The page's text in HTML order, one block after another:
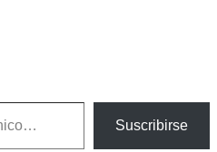
Suscribirse